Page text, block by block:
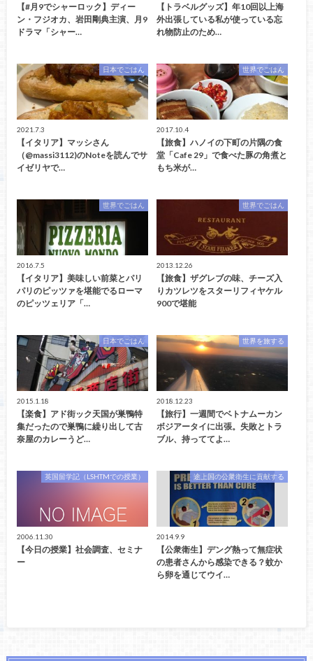
【#月9でシャーロック】ディー
ン・フジオカ、岩田剛典主演、月9
ドラマ「シャー…
【トラベルグッズ】年10回以上海
外出張している私が使っている忘
れ物防止のため…
日本でごはん
2021.7.3
【イタリア】マッシさん
（@massi3112)のNoteを読んでサ
イゼリヤで…
世界でごはん
2017.10.4
【旅食】ハノイの下町の片隅の食
堂「Cafe 29」で食べた豚の角煮と
もち米が…
世界でごはん
2016.7.5
【イタリア】美味しい前菜とパリ
パリのピッツァを堪能でるローマ
のピッツェリア「…
世界でごはん
2013.12.26
【旅食】ザグレブの味、チーズ入
りカツレツをスターリフィヤケル
900で堪能
日本でごはん
2015.1.18
【楽食】アド街ック天国が巣鴨特
集だったので巣鴨に繰り出して古
奈屋のカレーうど…
世界を旅する
2018.12.23
【旅行】一週間でベトナムーカン
ボジアータイに出張。失敗とトラ
ブル、持っててよ…
英国留学記（LSHTMでの授業）
2006.11.30
【今日の授業】社会調査、セミナ
ー
途上国の公衆衛生に貢献する
2014.9.9
【公衆衛生】デング熱って無症状
の患者さんから感染できる？蚊か
ら卵を通じてウイ…